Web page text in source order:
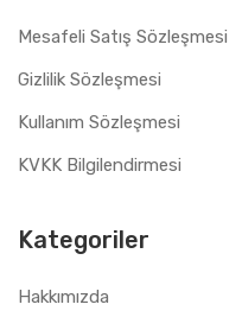
Mesafeli Satış Sözleşmesi
Gizlilik Sözleşmesi
Kullanım Sözleşmesi
KVKK Bilgilendirmesi
Kategoriler
Hakkımızda